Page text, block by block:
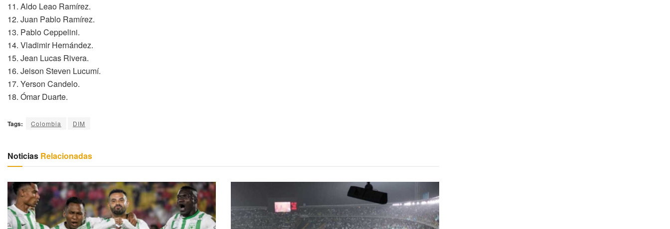
11. Aldo Leao Ramírez.
12. Juan Pablo Ramírez.
13. Pablo Ceppelini.
14. Vladimir Hernández.
15. Jean Lucas Rivera.
16. Jeison Steven Lucumí.
17. Yerson Candelo.
18. Ómar Duarte.
Tags: Colombia DIM
Noticias Relacionadas